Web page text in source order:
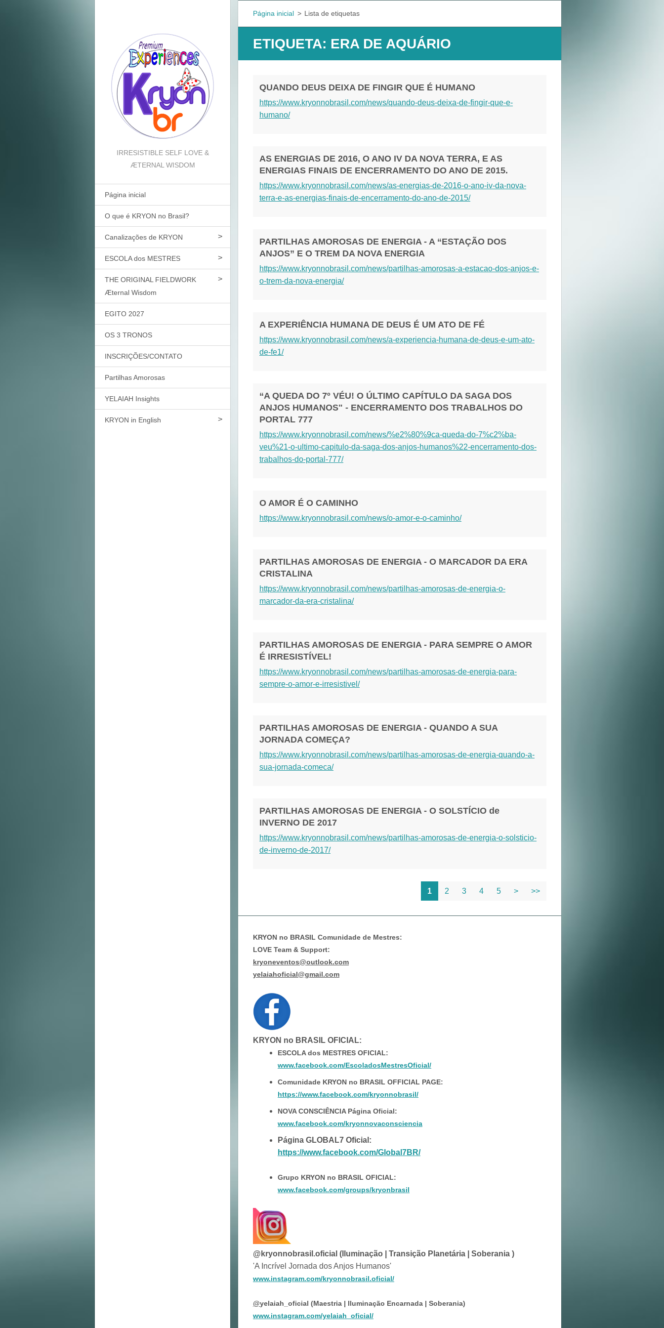
IRRESISTIBLE SELF LOVE &
ÆTERNAL WISDOM
Página inicial
O que é KRYON no Brasil?
Canalizações de KRYON
ESCOLA dos MESTRES
THE ORIGINAL FIELDWORK
Æternal Wisdom
EGITO 2027
OS 3 TRONOS
INSCRIÇÕES/CONTATO
Partilhas Amorosas
YELAIAH Insights
KRYON in English
Página inicial > Lista de etiquetas
ETIQUETA: ERA DE AQUÁRIO
QUANDO DEUS DEIXA DE FINGIR QUE É HUMANO
https://www.kryonnobrasil.com/news/quando-deus-deixa-de-fingir-que-e-
humano/
AS ENERGIAS DE 2016, O ANO IV DA NOVA TERRA, E AS
ENERGIAS FINAIS DE ENCERRAMENTO DO ANO DE 2015.
https://www.kryonnobrasil.com/news/as-energias-de-2016-o-ano-iv-da-nova-
terra-e-as-energias-finais-de-encerramento-do-ano-de-2015/
PARTILHAS AMOROSAS DE ENERGIA - A “ESTAÇÃO DOS
ANJOS” E O TREM DA NOVA ENERGIA
https://www.kryonnobrasil.com/news/partilhas-amorosas-a-estacao-dos-anjos-e-
o-trem-da-nova-energia/
A EXPERIÊNCIA HUMANA DE DEUS É UM ATO DE FÉ
https://www.kryonnobrasil.com/news/a-experiencia-humana-de-deus-e-um-ato-
de-fe1/
“A QUEDA DO 7º VÉU! O ÚLTIMO CAPÍTULO DA SAGA DOS
ANJOS HUMANOS" - ENCERRAMENTO DOS TRABALHOS DO
PORTAL 777
https://www.kryonnobrasil.com/news/%e2%80%9ca-queda-do-7%c2%ba-
veu%21-o-ultimo-capitulo-da-saga-dos-anjos-humanos%22-encerramento-dos-
trabalhos-do-portal-777/
O AMOR É O CAMINHO
https://www.kryonnobrasil.com/news/o-amor-e-o-caminho/
PARTILHAS AMOROSAS DE ENERGIA - O MARCADOR DA ERA
CRISTALINA
https://www.kryonnobrasil.com/news/partilhas-amorosas-de-energia-o-
marcador-da-era-cristalina/
PARTILHAS AMOROSAS DE ENERGIA - PARA SEMPRE O AMOR
É IRRESISTÍVEL!
https://www.kryonnobrasil.com/news/partilhas-amorosas-de-energia-para-
sempre-o-amor-e-irresistivel/
PARTILHAS AMOROSAS DE ENERGIA - QUANDO A SUA
JORNADA COMEÇA?
https://www.kryonnobrasil.com/news/partilhas-amorosas-de-energia-quando-a-
sua-jornada-comeca/
PARTILHAS AMOROSAS DE ENERGIA - O SOLSTÍCIO de
INVERNO DE 2017
https://www.kryonnobrasil.com/news/partilhas-amorosas-de-energia-o-solsticio-
de-inverno-de-2017/
1 2 3 4 5 > >>
KRYON no BRASIL Comunidade de Mestres:
LOVE Team & Support:
kryoneventos@outlook.com
yelaiahoficial@gmail.com
KRYON no BRASIL OFICIAL:
ESCOLA dos MESTRES OFICIAL:
www.facebook.com/EscoladosMestresOficial/
Comunidade KRYON no BRASIL OFFICIAL PAGE:
https://www.facebook.com/kryonnobrasil/
NOVA CONSCIÊNCIA Página Oficial:
www.facebook.com/kryonnovaconsciencia
Página GLOBAL7 Oficial:
https://www.facebook.com/Global7BR/
Grupo KRYON no BRASIL OFICIAL:
www.facebook.com/groups/kryonbrasil
@kryonnobrasil.oficial (Iluminação | Transição Planetária | Soberania )
'A Incrível Jornada dos Anjos Humanos'
www.instagram.com/kryonnobrasil.oficial/
@yelaiah_oficial (Maestria | Iluminação Encarnada | Soberania)
www.instagram.com/yelaiah_oficial/